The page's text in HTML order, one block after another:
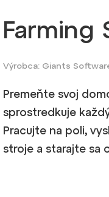
Farming
Výrobca: Giants
Premeňte svoj
sprostredkuje
Pracujte na poli,
stroje a starajte sa